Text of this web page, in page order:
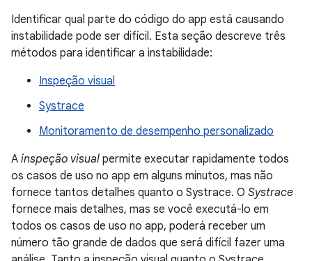
Identificar qual parte do código do app está causando
instabilidade pode ser difícil. Esta seção descreve três
métodos para identificar a instabilidade:
Inspeção visual
Systrace
Monitoramento de desempenho personalizado
A inspeção visual permite executar rapidamente todos
os casos de uso no app em alguns minutos, mas não
fornece tantos detalhes quanto o Systrace. O Systrace
fornece mais detalhes, mas se você executá-lo em
todos os casos de uso no app, poderá receber um
número tão grande de dados que será difícil fazer uma